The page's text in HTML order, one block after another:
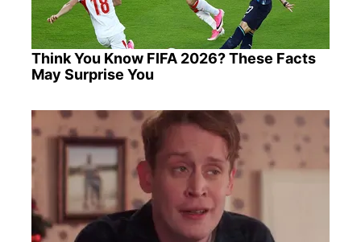
Think You Know FIFA 2026? These Facts
May Surprise You